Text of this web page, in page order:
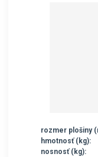
rozmer plošiny
hmotnosť (kg):
nosnosť (kg):